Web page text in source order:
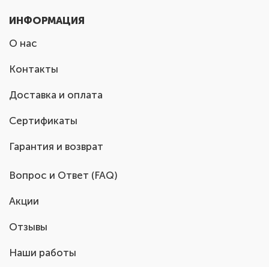
ИНФОРМАЦИЯ
О нас
Контакты
Доставка и оплата
Сертификаты
Гарантия и возврат
Вопрос и Ответ (FAQ)
Акции
Отзывы
Наши работы